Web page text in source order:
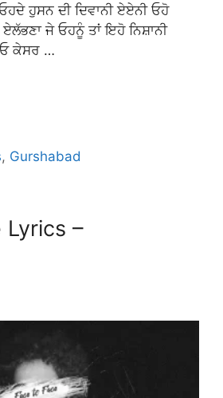
ਹੁਸਨ ਦੀ ਦਿਵਾਨੀ ਏਏਨੀ ਓਹੋ
ਏਲੱਭਣਾ ਜੇ ਓਹਨੂੰ ਤਾਂ ਇਹੋ ਨਿਸ਼ਾਨੀ
ਕੇਸਰ …
, Gurshabad
Lyrics –